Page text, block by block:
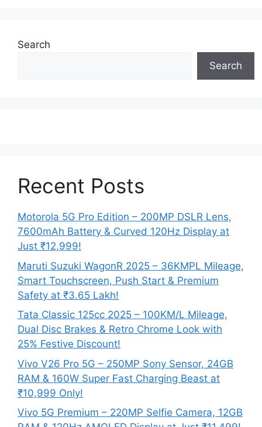
Search
Search
Recent Posts
Motorola 5G Pro Edition – 200MP DSLR Lens,
7600mAh Battery & Curved 120Hz Display at
Just ₹12,999!
Maruti Suzuki WagonR 2025 – 36KMPL Mileage,
Smart Touchscreen, Push Start & Premium
Safety at ₹3.65 Lakh!
Tata Classic 125cc 2025 – 100KM/L Mileage,
Dual Disc Brakes & Retro Chrome Look with
25% Festive Discount!
Vivo V26 Pro 5G – 250MP Sony Sensor, 24GB
RAM & 160W Super Fast Charging Beast at
₹10,999 Only!
Vivo 5G Premium – 220MP Selfie Camera, 12GB